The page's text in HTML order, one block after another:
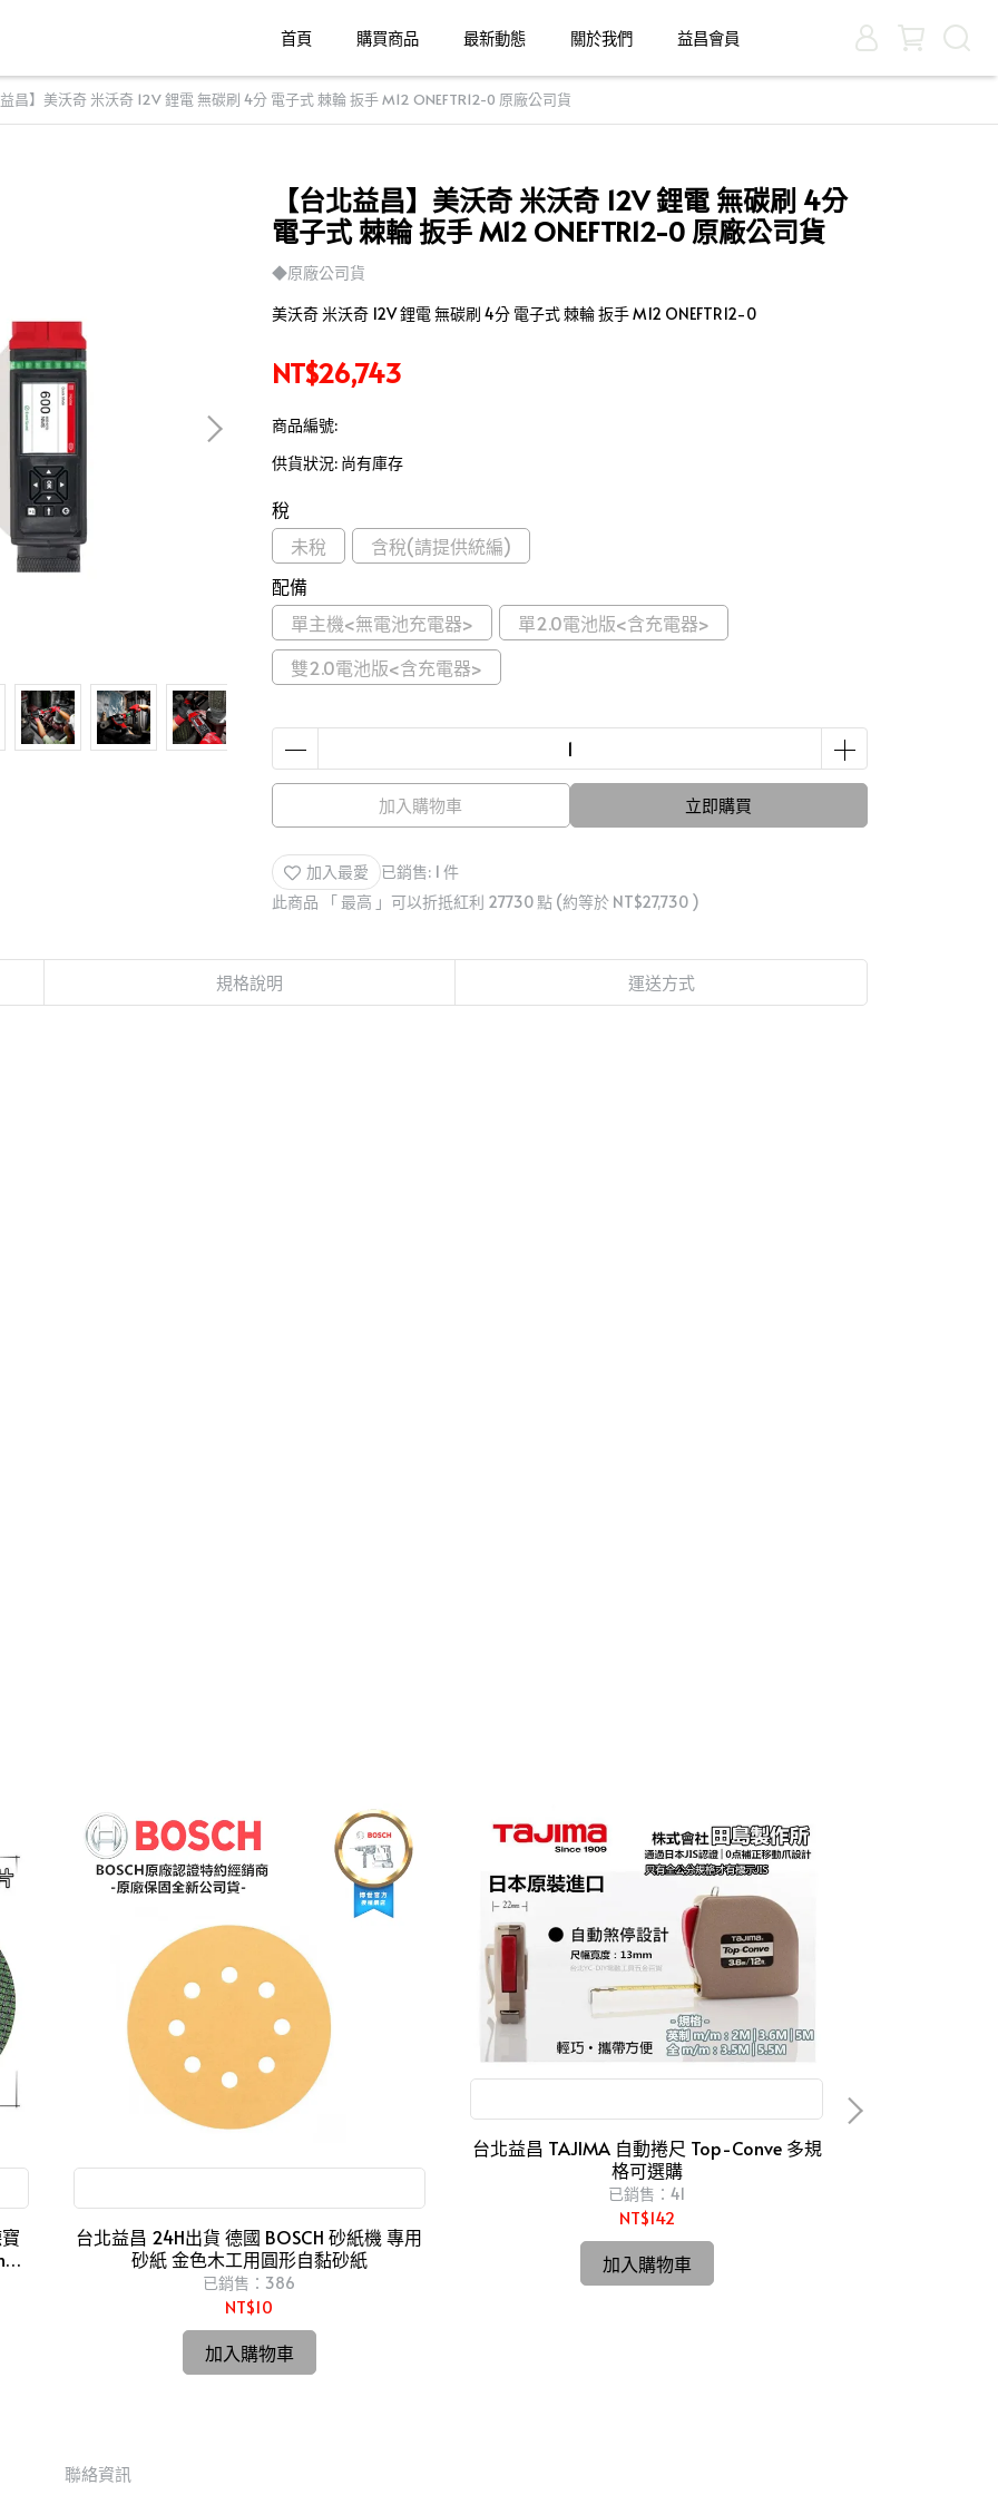
首頁 購買商品 最新動態 關於我們 益昌會員
昌】美沃奇 米沃奇 12V 鋰電 無碳刷 4分 電子式 棘輪 扳手 M12 ONEFTR12-0 原廠公司貨
【台北益昌】美沃奇 米沃奇 12V 鋰電 無碳刷 4分
電子式 棘輪 扳手 M12 ONEFTR12-0 原廠公司貨
◆原廠公司貨
美沃奇 米沃奇 12V 鋰電 無碳刷 4分 電子式 棘輪 扳手 M12 ONEFTR12-0
NT$26,743
商品編號:
供貨狀況: 尚有庫存
稅
未稅
含稅(請提供統編)
配備
單主機<無電池充電器>
單2.0電池版<含充電器>
雙2.0電池版<含充電器>
加入購物車 立即購買
加入最愛
已銷售: 1 件
此商品 「 最高 」可以折抵紅利 27730 點 (約等於 NT$27,730 )
規格說明 運送方式
台北益昌 24H出貨 德國 BOSCH 砂紙機 專用
砂紙 金色木工用圓形自黏砂紙
已銷售：386
NT$10
加入購物車
台北益昌 TAJIMA 自動捲尺 Top-Conve 多規
格可選購
已銷售：41
NT$142
加入購物車
聯絡資訊